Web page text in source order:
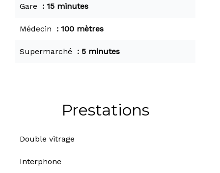
Gare 15 minutes
Médecin 100 mètres
Supermarché 5 minutes
Prestations
Double vitrage
Interphone